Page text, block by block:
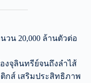
วน 20,000 ล้านตัวต่อ
งจุลินทรีย์จนถึงลำไส้
กส์ เสริมประสิทธิภาพ